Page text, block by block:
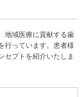
地域医療に貢献する歯
行っています。患者様
セプトを紹介いたしま